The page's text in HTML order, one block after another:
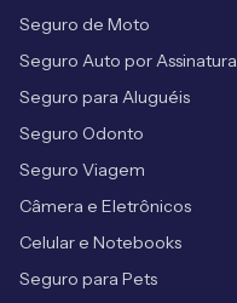
Seguro de Moto
Seguro Auto por Assinatura
Seguro para Aluguéis
Seguro Odonto
Seguro Viagem
Câmera e Eletrônicos
Celular e Notebooks
Seguro para Pets